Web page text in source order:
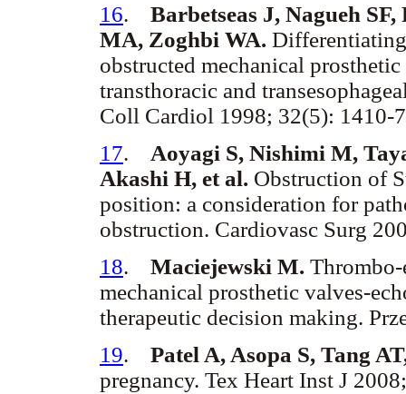
16. Barbetseas J, Nagueh
MA, Zoghbi WA.
obstructed mechanical
transthoracic and
Coll Cardiol 1998; 32(5): 1410-
17. Aoyagi S, Nishimi M,
Akashi H, et al. Obstruction of
position: a consideration for
obstruction. Cardiovasc Surg
18. Maciejewski M.
mechanical prosthetic valves-
therapeutic decision making.
19. Patel A, Asopa S, Tang
pregnancy. Tex Heart Inst J